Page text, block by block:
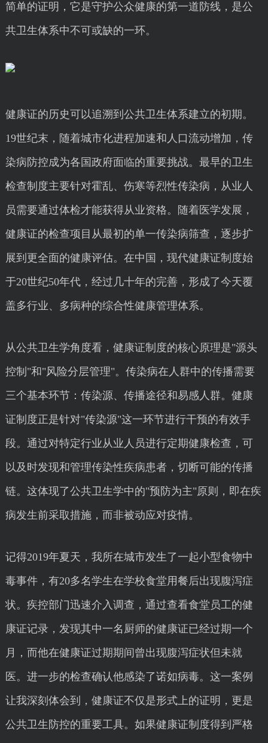
简单的证明，它是守护公众健康的第一道防线，是公
共卫生体系中不可或缺的一环。
健康证的历史可以追溯到公共卫生体系建立的初期。
19世纪末，随着城市化进程加速和人口流动增加，传
染病防控成为各国政府面临的重要挑战。最早的卫生
检查制度主要针对霍乱、伤寒等烈性传染病，从业人
员需要通过体检才能获得从业资格。随着医学发展，
健康证的检查项目从最初的单一传染病筛查，逐步扩
展到更全面的健康评估。在中国，现代健康证制度始
于20世纪50年代，经过几十年的完善，形成了今天覆
盖多行业、多病种的综合性健康管理体系。
从公共卫生学角度看，健康证制度的核心原理是"源头
控制"和"风险分层管理"。传染病在人群中的传播需要
三个基本环节：传染源、传播途径和易感人群。健康
证制度正是针对"传染源"这一环节进行干预的有效手
段。通过对特定行业从业人员进行定期健康检查，可
以及时发现和管理传染性疾病患者，切断可能的传播
链。这体现了公共卫生学中的"预防为主"原则，即在疾
病发生前采取措施，而非被动应对疫情。
记得2019年夏天，我所在城市发生了一起小型食物中
毒事件，有20多名学生在学校食堂用餐后出现腹泻症
状。疾控部门迅速介入调查，通过查看食堂员工的健
康证记录，发现其中一名厨师的健康证已经过期一个
月，而他在健康证过期期间曾出现腹泻症状但未就
医。进一步的检查确认他感染了诺如病毒。这一案例
让我深刻体会到，健康证不仅是形式上的证明，更是
公共卫生防控的重要工具。如果健康证制度得到严格